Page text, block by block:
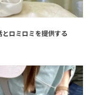
ロミロミを提供する